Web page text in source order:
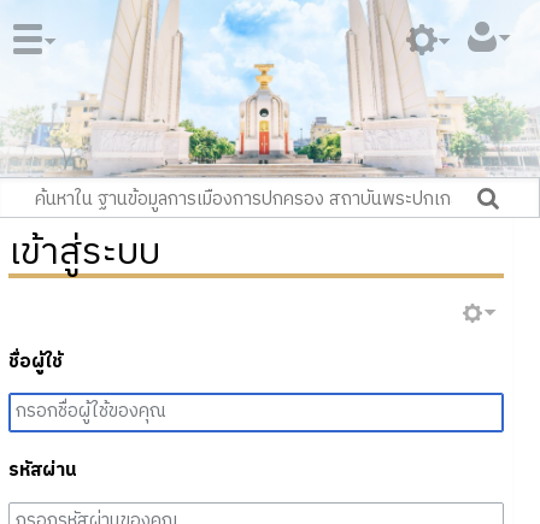
เข้าสู่ระบบ
ชื่อผู้ใช้
รหัสผ่าน